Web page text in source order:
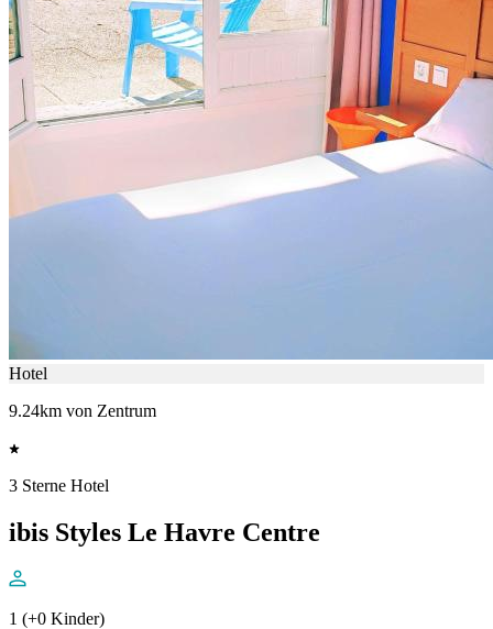
Hotel
9.24km von Zentrum
3 Sterne Hotel
ibis Styles Le Havre Centre
1 (+0 Kinder)